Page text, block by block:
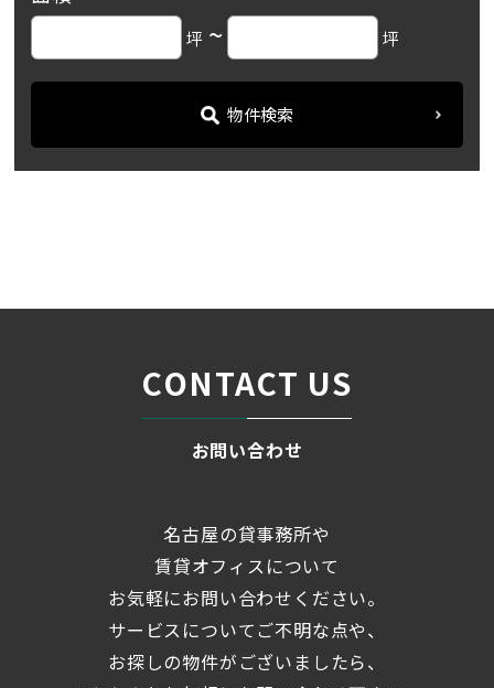
坪 ~ 坪
物件検索
CONTACT US
お問い合わせ
名古屋の貸事務所や
賃貸オフィスについて
お気軽にお問い合わせください。
サービスについてご不明な点や、
お探しの物件がございましたら、